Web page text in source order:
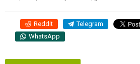
Reddit Telegram
WhatsApp